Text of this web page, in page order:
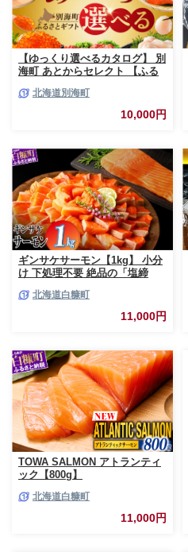
【ゆっくり選べるカタログ】 別
海町 あとからセレクト 【ふる
とから選べる！ ギフト いくら
ほたて 海鮮 牛肉 ケーキ アイス
【BY0000010】（ 後から選べ
カタログギフト あとからカタロ
グ あとからカタログポイント
あとからカタログギフト ふるさ
と納税 ）
北海道別海町
10,000円
ギンサケサーモン【1kg】 小分
け 下処理不要 絶品の「塩締
サーモン 鮭 魚 銀鮭 刺身 生食
用 さけ サケ ふるさと ランキン
グ 人気 魚介類 魚介 北海道 白
北海道白糠町
11,000円
TOWA SALMON アトランティ
ック【800g】
北海道白糠町
11,000円